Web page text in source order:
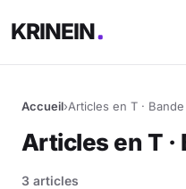
KRINEIN
Accueil›Articles en T ·
Articles en T ·
3 articles